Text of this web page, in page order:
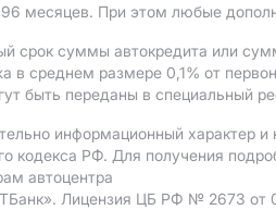
месяцев. При этом любые
срок суммы автокредита или
в среднем размере 0,1% от
быть переданы в специальный
информационный характер
кодекса РФ. Для получения
автоцентра
Лицензия ЦБ РФ № 2673 от